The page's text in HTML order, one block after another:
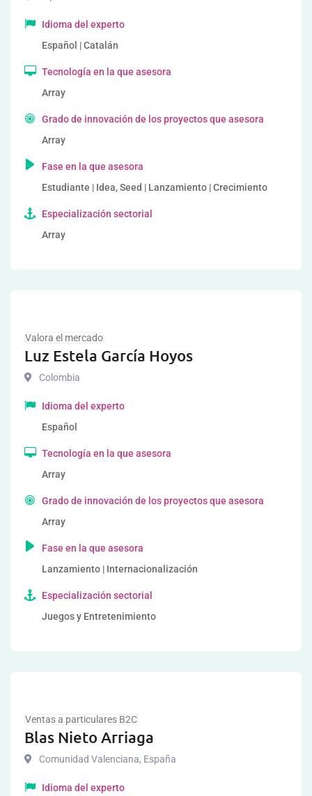
Idioma del experto
Español | Catalán
Tecnología en la que asesora
Array
Grado de innovación de los proyectos que asesora
Array
Fase en la que asesora
Estudiante | Idea, Seed | Lanzamiento | Crecimiento
Especialización sectorial
Array
Valora el mercado
Luz Estela García Hoyos
Colombia
Idioma del experto
Español
Tecnología en la que asesora
Array
Grado de innovación de los proyectos que asesora
Array
Fase en la que asesora
Lanzamiento | Internacionalización
Especialización sectorial
Juegos y Entretenimiento
Ventas a particulares B2C
Blas Nieto Arriaga
Comunidad Valenciana, España
Idioma del experto